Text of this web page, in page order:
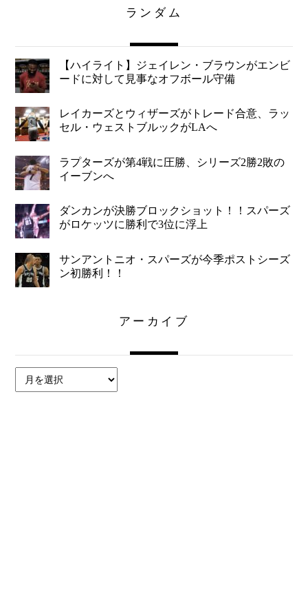
ランダム
【ハイライト】ジェイレン・ブラウンがエンビ
ードに対して見事なオフボール守備
レイカーズとウィザーズがトレード合意、ラッ
セル・ウェストブルックがLAへ
ラプターズが第4戦に圧勝、シリーズ2勝2敗の
イーブンへ
ダンカンが決勝ブロックショット！！スパーズ
がロケッツに勝利で3位に浮上
サンアントニオ・スパーズが今季ポストシーズ
ン初勝利！！
アーカイブ
ー